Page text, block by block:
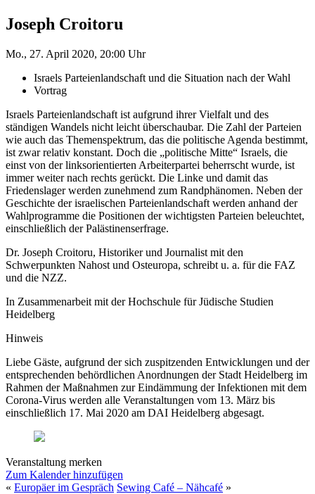
Joseph Croitoru
Mo., 27. April 2020, 20:00 Uhr
Israels Parteienlandschaft und die Situation nach der Wahl
Vortrag
Israels Parteienlandschaft ist aufgrund ihrer Vielfalt und des
ständigen Wandels nicht leicht überschaubar. Die Zahl der Parteien
wie auch das Themenspektrum, das die politische Agenda bestimmt,
ist zwar relativ konstant. Doch die „politische Mitte“ Israels, die
einst von der linksorientierten Arbeiterpartei beherrscht wurde, ist
immer weiter nach rechts gerückt. Die Linke und damit das
Friedenslager werden zunehmend zum Randphänomen. Neben der
Geschichte der israelischen Parteienlandschaft werden anhand der
Wahlprogramme die Positionen der wichtigsten Parteien beleuchtet,
einschließlich der Palästinenserfrage.
Dr. Joseph Croitoru, Historiker und Journalist mit den
Schwerpunkten Nahost und Osteuropa, schreibt u. a. für die FAZ
und die NZZ.
In Zusammenarbeit mit der Hochschule für Jüdische Studien
Heidelberg
Hinweis
Liebe Gäste, aufgrund der sich zuspitzenden Entwicklungen und der
entsprechenden behördlichen Anordnungen der Stadt Heidelberg im
Rahmen der Maßnahmen zur Eindämmung der Infektionen mit dem
Corona-Virus werden alle Veranstaltungen vom 13. März bis
einschließlich 17. Mai 2020 am DAI Heidelberg abgesagt.
Veranstaltung merken
Zum Kalender hinzufügen
« Europäer im Gespräch Sewing Café – Nähcafé »